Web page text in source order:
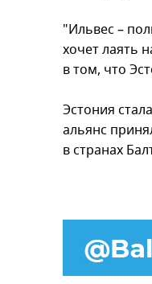
"Ильвес –
хочет лаять
в том, что
Эстония
альянс
в странах